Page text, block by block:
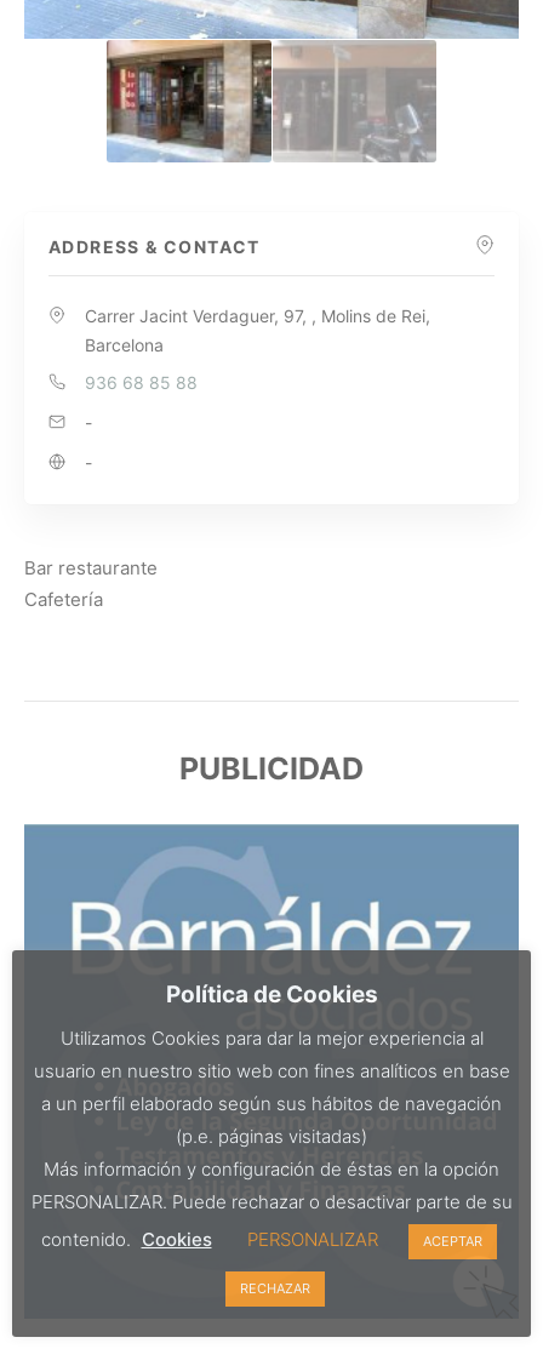
ADDRESS & CONTACT
Carrer Jacint Verdaguer, 97, , Molins de Rei,
Barcelona
936 68 85 88
-
-
Bar restaurante
Cafetería
PUBLICIDAD
Política de Cookies
Utilizamos Cookies para dar la mejor experiencia al
usuario en nuestro sitio web con fines analíticos en base
a un perfil elaborado según sus hábitos de navegación
(p.e. páginas visitadas)
Más información y configuración de éstas en la opción
PERSONALIZAR. Puede rechazar o desactivar parte de su
contenido. Cookies PERSONALIZAR ACEPTAR
RECHAZAR